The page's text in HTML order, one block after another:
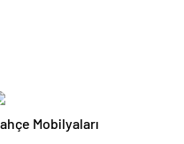
Mobilyaları